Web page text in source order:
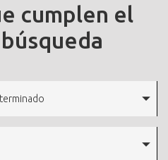
cumplen el